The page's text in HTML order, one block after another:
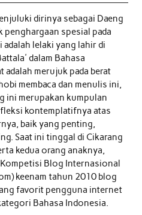
dirinya sebagai Daeng
penghargaan spesial pada
lelaki yang lahir di
dalam Bahasa
adalah merujuk pada berat
membaca dan menulis ini,
ini merupakan kumpulan
kontemplatifnya atas
baik yang penting,
Saat ini tinggal di Cikarang
kedua orang anaknya,
Kompetisi Blog Internasional
keenam tahun 2010 blog
favorit pengguna internet
Bahasa Indonesia.